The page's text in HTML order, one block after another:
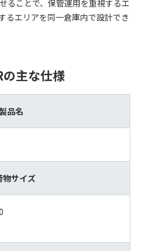
ることで、保管運用を重視するエ
るエリアを同一倉庫内で設計でき
主な仕様
品名
物サイズ